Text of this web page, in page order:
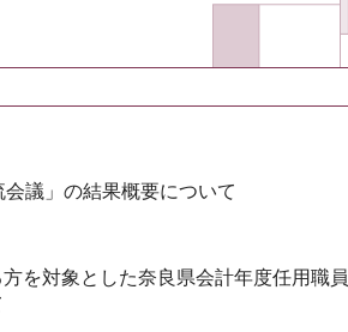
会議」の結果概要について
を対象とした奈良県会計年度任用職員